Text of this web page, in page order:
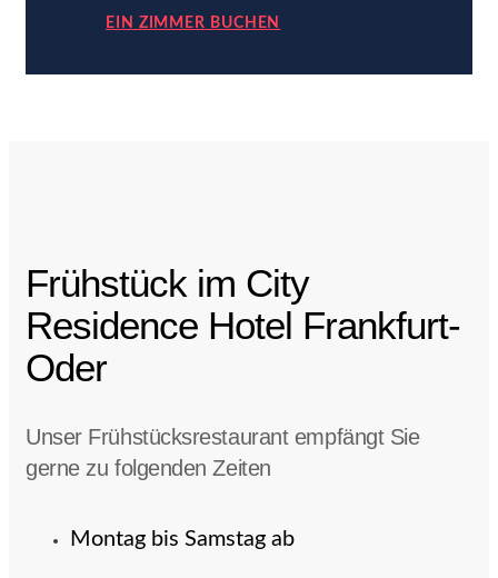
EIN ZIMMER BUCHEN
Frühstück im City
Residence Hotel Frankfurt-
Oder
Unser Frühstücksrestaurant empfängt Sie
gerne zu folgenden Zeiten
Montag bis Samstag ab